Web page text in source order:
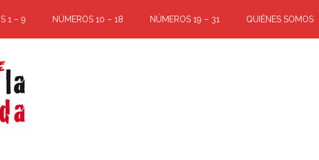
1 – 9 NÚMEROS 10 – 18 NÚMEROS 19 – 31 QUIÉNES SOMOS